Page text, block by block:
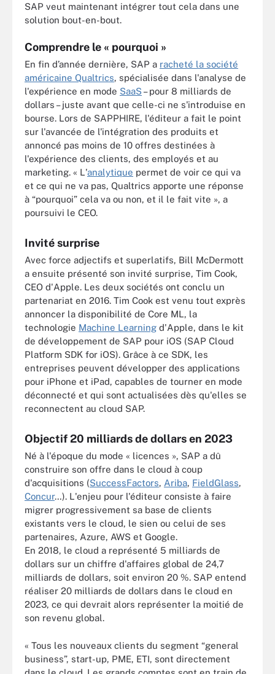
SAP veut maintenant intégrer tout cela dans une
solution bout-en-bout.
Comprendre le « pourquoi »
En fin d’année dernière, SAP a racheté la société
américaine Qualtrics, spécialisée dans l'analyse de
l'expérience en mode SaaS – pour 8 milliards de
dollars – juste avant que celle-ci ne s'introduise en
bourse. Lors de SAPPHIRE, l'éditeur a fait le point
sur l'avancée de l'intégration des produits et
annoncé pas moins de 10 offres destinées à
l'expérience des clients, des employés et au
marketing. « L'analytique permet de voir ce qui va
et ce qui ne va pas, Qualtrics apporte une réponse
à “pourquoi” cela va ou non, et il le fait vite », a
poursuivi le CEO.
Invité surprise
Avec force adjectifs et superlatifs, Bill McDermott
a ensuite présenté son invité surprise, Tim Cook,
CEO d'Apple. Les deux sociétés ont conclu un
partenariat en 2016. Tim Cook est venu tout exprès
annoncer la disponibilité de Core ML, la
technologie Machine Learning d'Apple, dans le kit
de développement de SAP pour iOS (SAP Cloud
Platform SDK for iOS). Grâce à ce SDK, les
entreprises peuvent développer des applications
pour iPhone et iPad, capables de tourner en mode
déconnecté et qui sont actualisées dès qu'elles se
reconnectent au cloud SAP.
Objectif 20 milliards de dollars en 2023
Né à l'époque du mode « licences », SAP a dû
construire son offre dans le cloud à coup
d'acquisitions (SuccessFactors, Ariba, FieldGlass,
Concur…). L'enjeu pour l'éditeur consiste à faire
migrer progressivement sa base de clients
existants vers le cloud, le sien ou celui de ses
partenaires, Azure, AWS et Google.
En 2018, le cloud a représenté 5 milliards de
dollars sur un chiffre d'affaires global de 24,7
milliards de dollars, soit environ 20 %. SAP entend
réaliser 20 milliards de dollars dans le cloud en
2023, ce qui devrait alors représenter la moitié de
son revenu global.
« Tous les nouveaux clients du segment “general
business”, start-up, PME, ETI, sont directement